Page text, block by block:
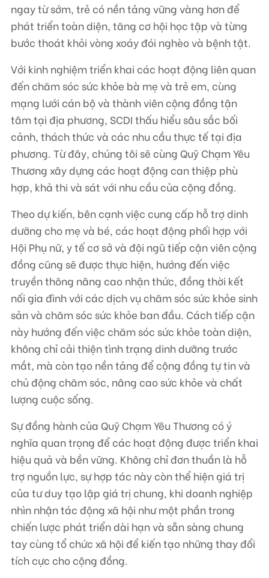
ngay từ sớm, trẻ có nền tảng vững vàng hơn để
phát triển toàn diện, tăng cơ hội học tập và từng
bước thoát khỏi vòng xoáy đói nghèo và bệnh tật.
Với kinh nghiệm triển khai các hoạt động liên quan
đến chăm sóc sức khỏe bà mẹ và trẻ em, cùng
mạng lưới cán bộ và thành viên cộng đồng tận
tâm tại địa phương, SCDI thấu hiểu sâu sắc bối
cảnh, thách thức và các nhu cầu thực tế tại địa
phương. Từ đây, chúng tôi sẽ cùng Quỹ Chạm Yêu
Thương xây dựng các hoạt động can thiệp phù
hợp, khả thi và sát với nhu cầu của cộng đồng.
Theo dự kiến, bên cạnh việc cung cấp hỗ trợ dinh
dưỡng cho mẹ và bé, các hoạt động phối hợp với
Hội Phụ nữ, y tế cơ sở và đội ngũ tiếp cận viên cộng
đồng cũng sẽ được thực hiện, hướng đến việc
truyền thông nâng cao nhận thức, đồng thời kết
nối gia đình với các dịch vụ chăm sóc sức khỏe sinh
sản và chăm sóc sức khỏe ban đầu. Cách tiếp cận
này hướng đến việc chăm sóc sức khỏe toàn diện,
không chỉ cải thiện tình trạng dinh dưỡng trước
mắt, mà còn tạo nền tảng để cộng đồng tự tin và
chủ động chăm sóc, nâng cao sức khỏe và chất
lượng cuộc sống.
Sự đồng hành của Quỹ Chạm Yêu Thương có ý
nghĩa quan trọng để các hoạt động được triển khai
hiệu quả và bền vững. Không chỉ đơn thuần là hỗ
trợ nguồn lực, sự hợp tác này còn thể hiện giá trị
của tư duy tạo lập giá trị chung, khi doanh nghiệp
nhìn nhận tác động xã hội như một phần trong
chiến lược phát triển dài hạn và sẵn sàng chung
tay cùng tổ chức xã hội để kiến tạo những thay đổi
tích cực cho cộng đồng.